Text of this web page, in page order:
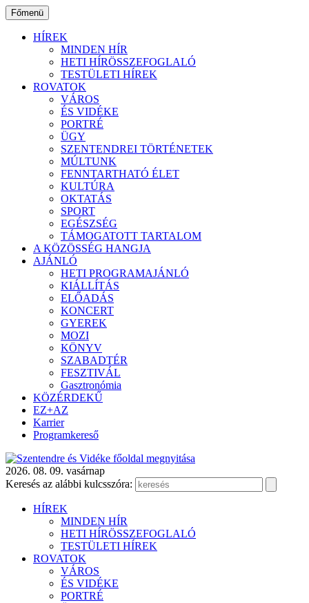
Ugrás
a
tartalomhoz
Főmenü
HÍREK
MINDEN HÍR
HETI HÍRÖSSZEFOGLALÓ
TESTÜLETI HÍREK
ROVATOK
VÁROS
ÉS VIDÉKE
PORTRÉ
ÜGY
SZENTENDREI TÖRTÉNETEK
MÚLTUNK
FENNTARTHATÓ ÉLET
KULTÚRA
OKTATÁS
SPORT
EGÉSZSÉG
TÁMOGATOTT TARTALOM
A KÖZÖSSÉG HANGJA
AJÁNLÓ
HETI PROGRAMAJÁNLÓ
KIÁLLÍTÁS
ELŐADÁS
KONCERT
GYEREK
MOZI
KÖNYV
SZABADTÉR
FESZTIVÁL
Gasztronómia
KÖZÉRDEKŰ
EZ+AZ
Karrier
Programkereső
2026. 08. 09. vasárnap
Keresés az alábbi kulcsszóra:
HÍREK
MINDEN HÍR
HETI HÍRÖSSZEFOGLALÓ
TESTÜLETI HÍREK
ROVATOK
VÁROS
ÉS VIDÉKE
PORTRÉ